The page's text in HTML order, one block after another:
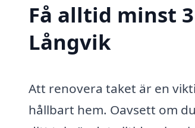
Få alltid minst
Långvik
Att renovera taket är en
hållbart hem. Oavsett om